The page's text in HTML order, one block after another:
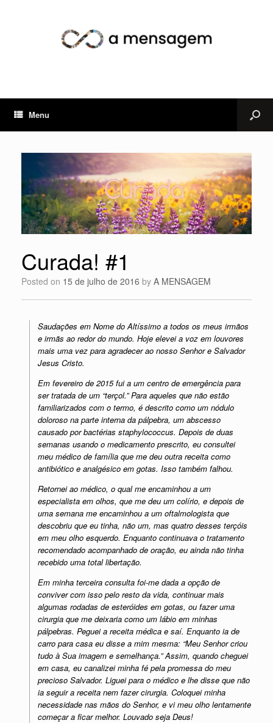
Menu
Curada! #1
Posted on 15 de julho de 2016 by A MENSAGEM
Saudações em Nome do Altíssimo a todos os meus irmãos
e irmãs ao redor do mundo. Hoje elevei a voz em louvores
mais uma vez para agradecer ao nosso Senhor e Salvador
Jesus Cristo.
Em fevereiro de 2015 fui a um centro de emergência para
ser tratada de um “terçol.” Para aqueles que não estão
familiarizados com o termo, é descrito como um nódulo
doloroso na parte interna da pálpebra, um abscesso
causado por bactérias staphylococcus. Depois de duas
semanas usando o medicamento prescrito, eu consultei
meu médico de família que me deu outra receita como
antibiótico e analgésico em gotas. Isso também falhou.
Retornei ao médico, o qual me encaminhou a um
especialista em olhos, que me deu um colírio, e depois de
uma semana me encaminhou a um oftalmologista que
descobriu que eu tinha, não um, mas quatro desses terçóis
em meu olho esquerdo. Enquanto continuava o tratamento
recomendado acompanhado de oração, eu ainda não tinha
recebido uma total libertação.
Em minha terceira consulta foi-me dada a opção de
conviver com isso pelo resto da vida, continuar mais
algumas rodadas de esteróides em gotas, ou fazer uma
cirurgia que me deixaria como um lábio em minhas
pálpebras. Peguei a receita médica e saí. Enquanto ia de
carro para casa eu disse a mim mesma: “Meu Senhor criou
tudo à Sua imagem e semelhança.” Assim, quando cheguei
em casa, eu canalizei minha fé pela promessa do meu
precioso Salvador. Liguei para o médico e lhe disse que não
ia seguir a receita nem fazer cirurgia. Coloquei minha
necessidade nas mãos do Senhor, e vi meu olho lentamente
começar a ficar melhor. Louvado seja Deus!